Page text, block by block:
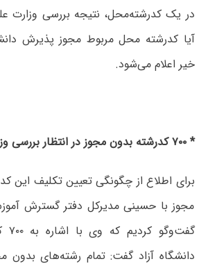
در یک کدرشته‌محل، نتیجه بررسی وزارت
آیا کدرشته محل مربوط مجوز پذیرش
خیر اعلام می‌شود.
* ۷۰۰ کدرشته بدون مجوز در انتظار بررسی وزارت علوم
برای اطلاع از چگونگی تعیین تکلیف این
مجوز با حسینی مدیرکل دفتر گسترش
دانشگاه آزاد گفت: تمام رشته‌های بدون